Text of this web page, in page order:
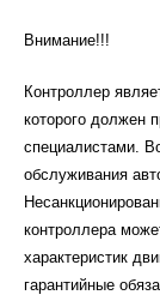
Внимание!!!
Контроллер
которого должен
специалистами.
обслуживания
контроллера
характеристик
гарантийные